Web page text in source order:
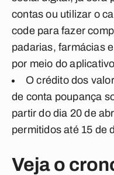
contas ou utilizar o
code para fazer
padarias, farmácias
por meio do
O crédito dos
de conta poupança
partir do dia 20 de
permitidos até 15 de
Veja o